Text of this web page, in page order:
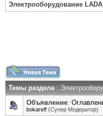
Электрооборудование
Темы раздела:
Объявление:
bokareff (Супер Модератор)